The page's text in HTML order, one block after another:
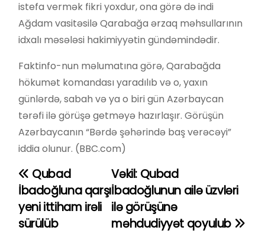
istefa vermək fikri yoxdur, ona görə də indi
Ağdam vasitəsilə Qarabağa ərzaq məhsullarının
idxalı məsələsi hakimiyyətin gündəmindədir.
Faktinfo-nun məlumatına görə, Qarabağda
hökumət komandası yaradılıb və o, yaxın
günlərdə, sabah və ya o biri gün Azərbaycan
tərəfi ilə görüşə getməyə hazırlaşır. Görüşün
Azərbaycanın “Bərdə şəhərində baş verəcəyi”
iddia olunur. (BBC.com)
Y
a
z
Vəkil: Qubad
İbadoğlunun ailə üzvləri
ilə görüşünə
məhdudiyyət qoyulub
Qubad
İbadoğluna qarşı
yeni ittiham irəli
sürülüb